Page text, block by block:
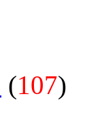
(107)